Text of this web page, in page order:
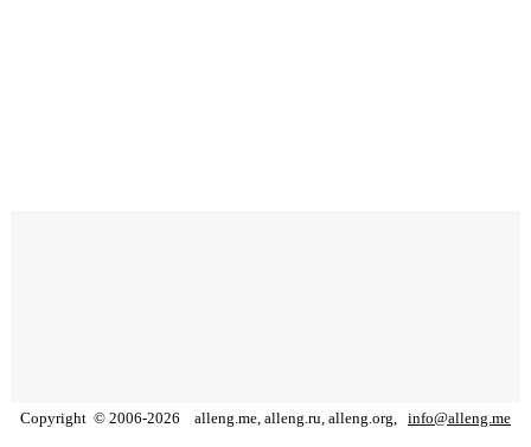
Copyright © 2006-2026 alleng.me, alleng.ru, alleng.org, info@alleng.me